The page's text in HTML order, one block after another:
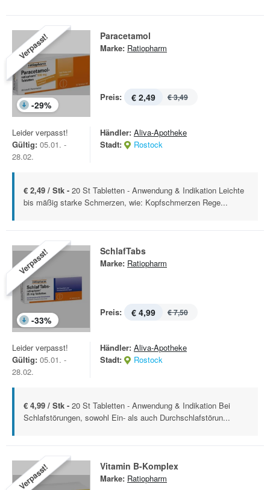
Verpasst!
-29%
Paracetamol
Marke: Ratiopharm
Preis: € 2,49 € 3,49
Leider verpasst!
Gültig: 05.01. -
28.02.
Händler: Aliva-Apotheke
Stadt:
Rostock
€ 2,49 / Stk - 20 St Tabletten - Anwendung & Indikation Leichte
bis mäßig starke Schmerzen, wie: Kopfschmerzen Rege...
Verpasst!
-33%
SchlafTabs
Marke: Ratiopharm
Preis: € 4,99 € 7,50
Leider verpasst!
Gültig: 05.01. -
28.02.
Händler: Aliva-Apotheke
Stadt:
Rostock
€ 4,99 / Stk - 20 St Tabletten - Anwendung & Indikation Bei
Schlafstörungen, sowohl Ein- als auch Durchschlafstörun...
Verpasst! Vitamin B-Komplex
Marke: Ratiopharm